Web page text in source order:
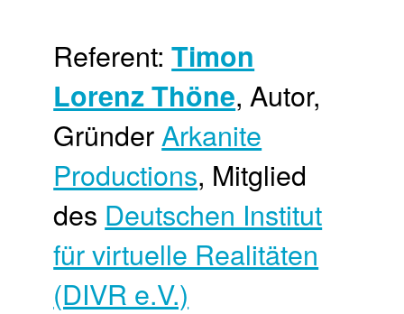
Referent:Timon
Lorenz Thöne, Autor,
Gründer Arkanite
Productions, Mitglied
des Deutschen Institut
für virtuelle Realitäten
(DIVR e.V.)